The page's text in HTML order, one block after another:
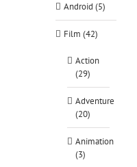
Android (5)
Film (42)
Action
(29)
Adventure
(20)
Animation
(3)